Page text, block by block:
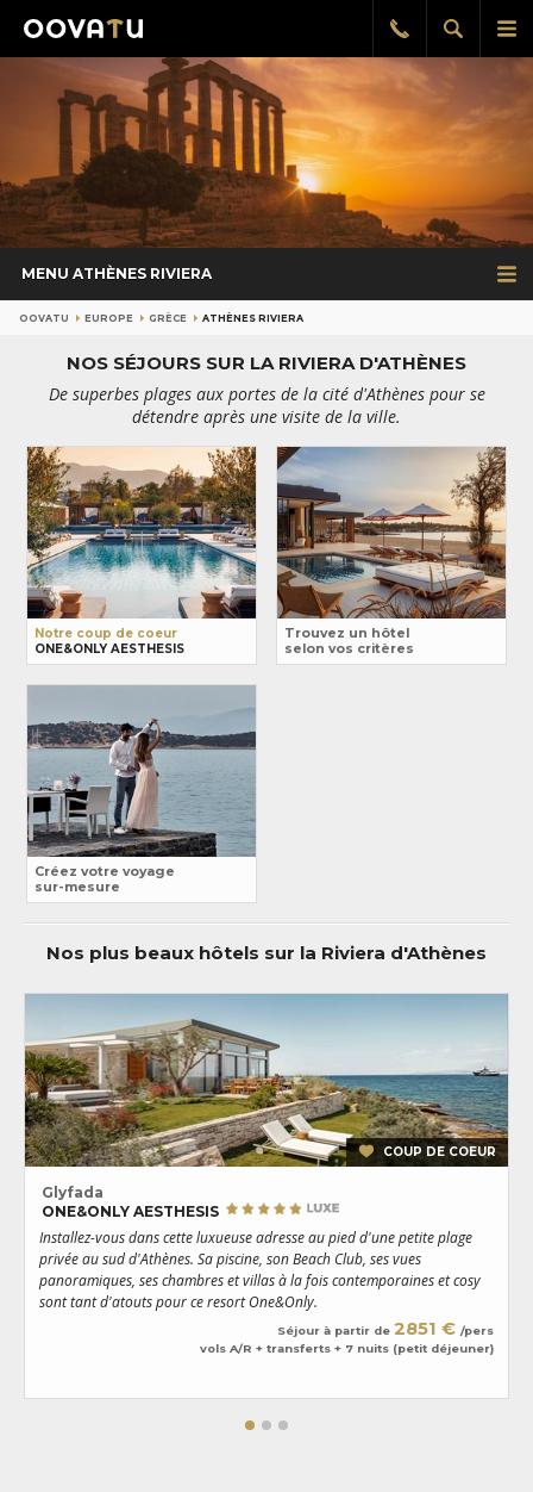
le
Afficher
la
Rappel
gratuit
MENU ATHÈNES RIVIERA
OOVATU EUROPE GRÈCE ATHÈNES RIVIERA
NOS SÉJOURS SUR LA RIVIERA D'ATHÈNES
De superbes plages aux portes de la cité d'Athènes pour se
détendre après une visite de la ville.
Notre coup de coeur
ONE&ONLY AESTHESIS
Trouvez un hôtel
selon vos critères
Créez votre voyage
sur-mesure
Nos plus beaux hôtels sur la Riviera d'Athènes
COUP DE COEUR
Glyfada
ONE&ONLY AESTHESIS
Installez-vous dans cette luxueuse adresse au pied d'une petite plage
privée au sud d'Athènes. Sa piscine, son Beach Club, ses vues
panoramiques, ses chambres et villas à la fois contemporaines et cosy
sont tant d'atouts pour ce resort One&Only.
Séjour à partir de 2851 € /pers
vols A/R + transferts + 7 nuits (petit déjeuner)